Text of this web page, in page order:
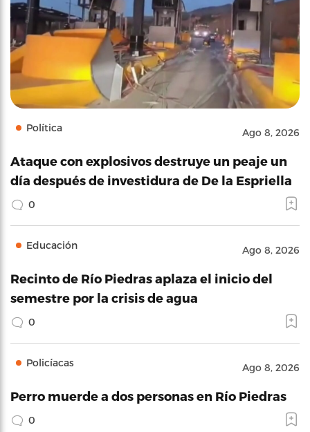
Política Ago 8, 2026
Ataque con explosivos destruye un peaje un
día después de investidura de De la Espriella
0
Educación Ago 8, 2026
Recinto de Río Piedras aplaza el inicio del
semestre por la crisis de agua
0
Policíacas Ago 8, 2026
Perro muerde a dos personas en Río Piedras
0